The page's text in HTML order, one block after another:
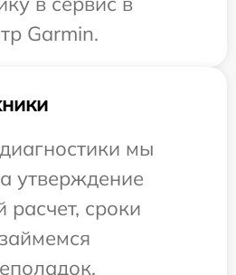
Garmin.
мы
утверждение
расчет, сроки